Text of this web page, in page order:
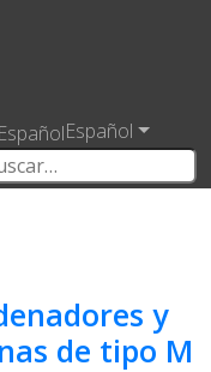
Español
y
de tipo M